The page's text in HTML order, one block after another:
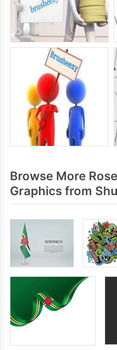
Browse More
Graphics from